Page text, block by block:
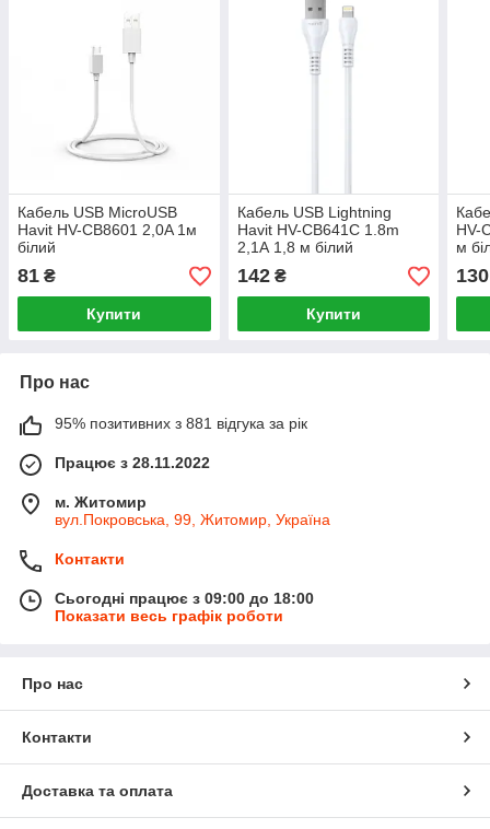
Кабель USB MicroUSB
Havit HV-CB8601 2,0A 1м
білий
81 ₴
Купити
Кабель USB Lightning
Havit HV-CB641C 1.8m
2,1А 1,8 м білий
142₴
Купити
HV-
м
130
Про нас
95% позитивних з 881 відгука за рік
Працює з 28.11.2022
м. Житомир
вул.Покровська, 99, Житомир, Україна
Контакти
Сьогодні працює з 09:00 до 18:00
Показати весь графік роботи
Про нас
Контакти
Доставка та оплата